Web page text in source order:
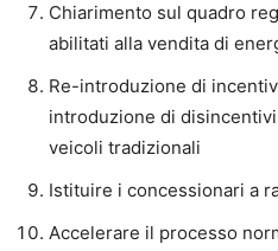
Chiarimento sul quadro
abilitati alla vendita di
Re-introduzione di
introduzione di
veicoli tradizionali
Istituire i concessionari a
Accelerare il processo